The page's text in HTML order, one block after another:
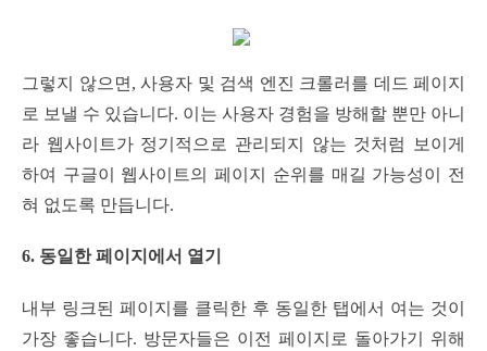
그렇지 않으면, 사용자 및 검색 엔진 크롤러를 데드 페이지
로 보낼 수 있습니다. 이는 사용자 경험을 방해할 뿐만 아니
라 웹사이트가 정기적으로 관리되지 않는 것처럼 보이게
하여 구글이 웹사이트의 페이지 순위를 매길 가능성이 전
혀 없도록 만듭니다.
6. 동일한 페이지에서 열기
내부 링크된 페이지를 클릭한 후 동일한 탭에서 여는 것이
가장 좋습니다. 방문자들은 이전 페이지로 돌아가기 위해